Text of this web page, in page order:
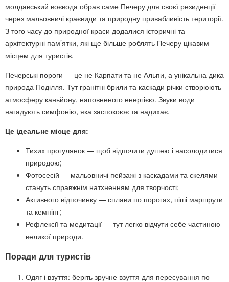
молдавський воєвода обрав саме Печеру для своєї резиденції
через мальовничі краєвиди та природну привабливість території.
З того часу до природної краси додалися історичні та
архітектурні пам’ятки, які ще більше роблять Печеру цікавим
місцем для туристів.
Печерські пороги — це не Карпати та не Альпи, а унікальна дика
природа Поділля. Тут гранітні брили та каскади річки створюють
атмосферу каньйону, наповненого енергією. Звуки води
нагадують симфонію, яка заспокоює та надихає.
Це ідеальне місце для:
Тихих прогулянок — щоб відпочити душею і насолодитися
природою;
Фотосесій — мальовничі пейзажі з каскадами та скелями
стануть справжнім натхненням для творчості;
Активного відпочинку — сплави по порогах, піші маршрути
та кемпінг;
Рефлексії та медитації — тут легко відчути себе частиною
великої природи.
Поради для туристів
Одяг і взуття: беріть зручне взуття для пересування по